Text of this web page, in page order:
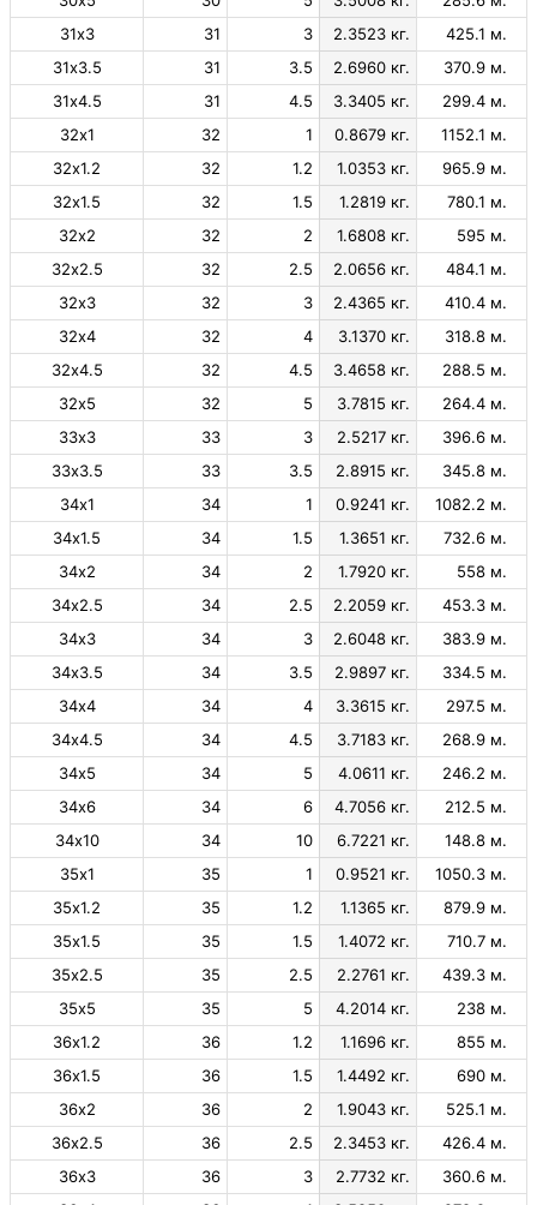
31х3
31 3 2.3523 кг.
425.1 м.
31х3.5
31 3.5 2.6960 кг.
370.9 м.
31х4.5
31 4.5 3.3405 кг.
299.4 м.
32х1
32 1 0.8679 кг.
1152.1 м.
32х1.2
32 1.2 1.0353 кг.
965.9 м.
32х1.5
32 1.5 1.2819 кг.
780.1 м.
32х2
32 2 1.6808 кг.
595 м.
32х2.5
32 2.5 2.0656 кг.
484.1 м.
32х3
32 3 2.4365 кг.
410.4 м.
32х4
32 4 3.1370 кг.
318.8 м.
32х4.5
32 4.5 3.4658 кг.
288.5 м.
32х5
32 5 3.7815 кг.
264.4 м.
33х3
33 3 2.5217 кг.
396.6 м.
33х3.5
33 3.5 2.8915 кг.
345.8 м.
34х1
34 1 0.9241 кг.
1082.2 м.
34х1.5
34 1.5 1.3651 кг.
732.6 м.
34х2
34 2 1.7920 кг.
558 м.
34х2.5
34 2.5 2.2059 кг.
453.3 м.
34х3
34 3 2.6048 кг.
383.9 м.
34х3.5
34 3.5 2.9897 кг.
334.5 м.
34х4
34 4 3.3615 кг.
297.5 м.
34х4.5
34 4.5 3.7183 кг.
268.9 м.
34х5
34 5 4.0611 кг.
246.2 м.
34х6
34 6 4.7056 кг.
212.5 м.
34х10
34 10 6.7221 кг.
148.8 м.
35х1
35 1 0.9521 кг.
1050.3 м.
35х1.2
35 1.2 1.1365 кг.
879.9 м.
35х1.5
35 1.5 1.4072 кг.
710.7 м.
35х2.5
35 2.5 2.2761 кг.
439.3 м.
35х5
35 5 4.2014 кг.
238 м.
36х1.2
36 1.2 1.1696 кг.
855 м.
36х1.5
36 1.5 1.4492 кг.
690 м.
36х2
36 2 1.9043 кг.
525.1 м.
36х2.5
36 2.5 2.3453 кг.
426.4 м.
36х3
36 3 2.7732 кг.
360.6 м.